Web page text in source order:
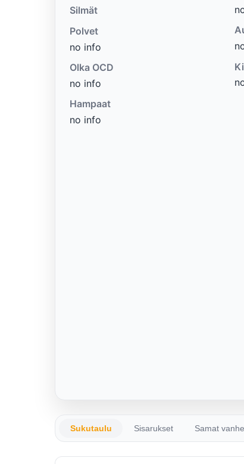
Silmät
Polvet
no info
Olka OCD
no info
Hampaat
no info
Sukutaulu Sisarukset Samat